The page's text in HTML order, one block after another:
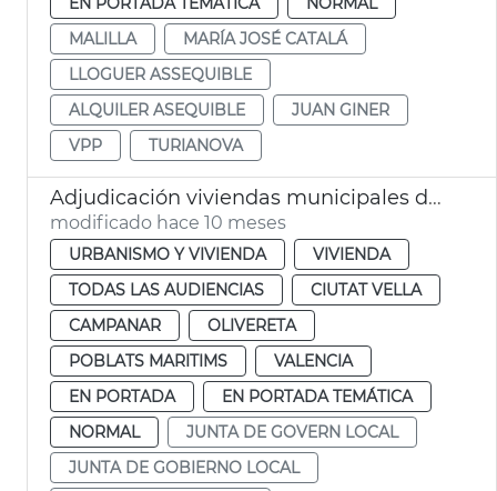
MALILLA
MARÍA JOSÉ CATALÁ
LLOGUER ASSEQUIBLE
ALQUILER ASEQUIBLE
JUAN GINER
VPP
TURIANOVA
Adjudicación viviendas municipales de alquiler asequible València
modificado hace 10 meses
URBANISMO Y VIVIENDA
VIVIENDA
TODAS LAS AUDIENCIAS
CIUTAT VELLA
CAMPANAR
OLIVERETA
POBLATS MARITIMS
VALENCIA
EN PORTADA
EN PORTADA TEMÁTICA
NORMAL
JUNTA DE GOVERN LOCAL
JUNTA DE GOBIERNO LOCAL